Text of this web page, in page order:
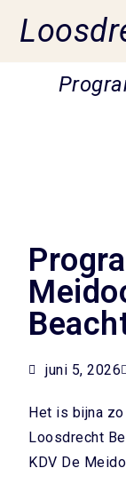
juni 5, 2026
Het is bijna
Loosdrecht
KDV De